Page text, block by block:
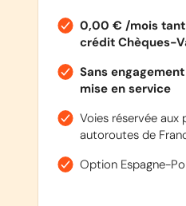
0,00 € /mois tant
crédit Chèques-
Sans
mise en service
Voies réservée aux
autoroutes de
Option Espagne-